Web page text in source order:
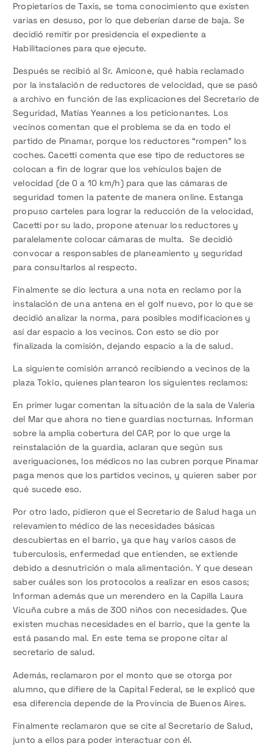
Propietarios de Taxis, se toma conocimiento que existen
varias en desuso, por lo que deberían darse de baja. Se
decidió remitir por presidencia el expediente a
Habilitaciones para que ejecute.
Después se recibió al Sr. Amicone, qué había reclamado
por la instalación de reductores de velocidad, que se pasó
a archivo en función de las explicaciones del Secretario de
Seguridad, Matías Yeannes a los peticionantes. Los
vecinos comentan que el problema se da en todo el
partido de Pinamar, porque los reductores “rompen” los
coches. Cacetti comenta que ese tipo de reductores se
colocan a fin de lograr que los vehículos bajen de
velocidad (de 0 a 10 km/h) para que las cámaras de
seguridad tomen la patente de manera online. Estanga
propuso carteles para lograr la reducción de la velocidad,
Cacetti por su lado, propone atenuar los reductores y
paralelamente colocar cámaras de multa. Se decidió
convocar a responsables de planeamiento y seguridad
para consultarlos al respecto.
Finalmente se dio lectura a una nota en reclamo por la
instalación de una antena en el golf nuevo, por lo que se
decidió analizar la norma, para posibles modificaciones y
así dar espacio a los vecinos. Con esto se dio por
finalizada la comisión, dejando espacio a la de salud.
La siguiente comisión arrancó recibiendo a vecinos de la
plaza Tokio, quienes plantearon los siguientes reclamos:
En primer lugar comentan la situación de la sala de Valeria
del Mar que ahora no tiene guardias nocturnas. Informan
sobre la amplia cobertura del CAP, por lo que urge la
reinstalación de la guardia, aclaran que según sus
averiguaciones, los médicos no las cubren porque Pinamar
paga menos que los partidos vecinos, y quieren saber por
qué sucede eso.
Por otro lado, pidieron que el Secretario de Salud haga un
relevamiento médico de las necesidades básicas
descubiertas en el barrio, ya que hay varios casos de
tuberculosis, enfermedad que entienden, se extiende
debido a desnutrición o mala alimentación. Y que desean
saber cuáles son los protocolos a realizar en esos casos;
Informan además que un merendero en la Capilla Laura
Vicuña cubre a más de 300 niños con necesidades. Que
existen muchas necesidades en el barrio, que la gente la
está pasando mal. En este tema se propone citar al
secretario de salud.
Además, reclamaron por el monto que se otorga por
alumno, que difiere de la Capital Federal, se le explicó que
esa diferencia depende de la Provincia de Buenos Aires.
Finalmente reclamaron que se cite al Secretario de Salud,
junto a ellos para poder interactuar con él.